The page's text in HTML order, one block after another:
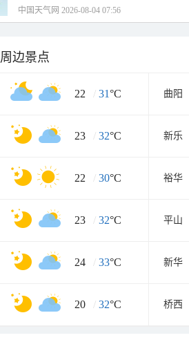
中国天气网 2026-08-04 07:56
周边景点
22 / 31°C 曲阳
23 / 32°C 新乐
22 / 30°C 裕华
23 / 32°C 平山
24 / 33°C 新华
20 / 32°C 桥西